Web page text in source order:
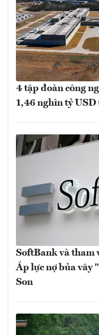
4 tập đoàn công
1,46 nghìn tỷ
SoftBank và tham
Áp lực nợ bủa vây
Son